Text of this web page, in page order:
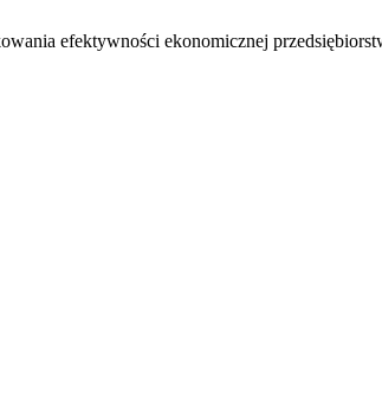
efektywności ekonomicznej